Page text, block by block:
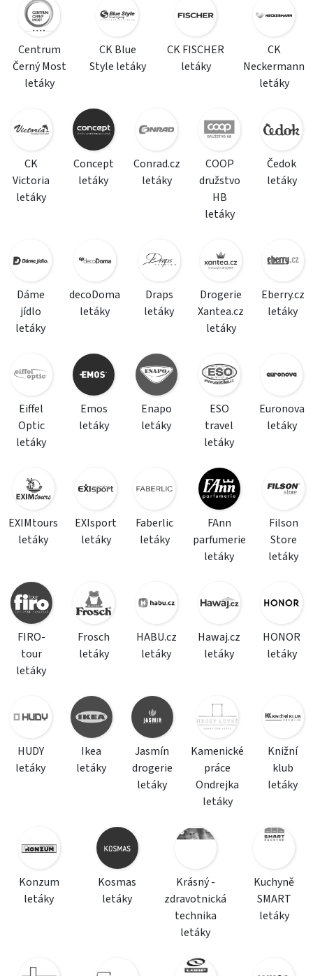
Centrum
Černý Most
letáky
CK Blue
Style letáky
CK FISCHER
letáky
CK
Neckermann
letáky
CK
Victoria
letáky
Concept
letáky
Conrad.cz
letáky
COOP
družstvo
HB
letáky
Čedok
letáky
Dáme
jídlo
letáky
decoDoma
letáky
Draps
letáky
Drogerie
Xantea.cz
letáky
Eberry.cz
letáky
Eiffel
Optic
letáky
Emos
letáky
Enapo
letáky
ESO
travel
letáky
Euronova
letáky
EXIMtours
letáky
EXIsport
letáky
Faberlic
letáky
FAnn
parfumerie
letáky
Filson
Store
letáky
FIRO-
tour
letáky
Frosch
letáky
HABU.cz
letáky
Hawaj.cz
letáky
HONOR
letáky
HUDY
letáky
Ikea
letáky
Jasmín
drogerie
letáky
Kamenické
práce
Ondrejka
letáky
Knižní
klub
letáky
Konzum
letáky
Kosmas
letáky
Krásný -
zdravotnická
technika
letáky
Kuchyně
SMART
letáky